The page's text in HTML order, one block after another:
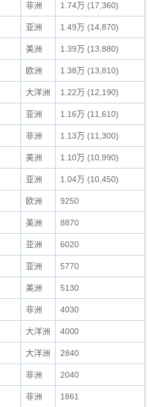
非洲 1.74万 (17,360)
亚洲 1.49万 (14,870)
美洲 1.39万 (13,880)
欧洲 1.38万 (13,810)
大洋洲 1.22万 (12,190)
亚洲 1.16万 (11,610)
非洲 1.13万 (11,300)
美洲 1.10万 (10,990)
亚洲 1.04万 (10,450)
欧洲 9250
美洲 8870
亚洲 6020
亚洲 5770
美洲 5130
非洲 4030
大洋洲 4000
大洋洲 2840
非洲 2040
非洲 1861